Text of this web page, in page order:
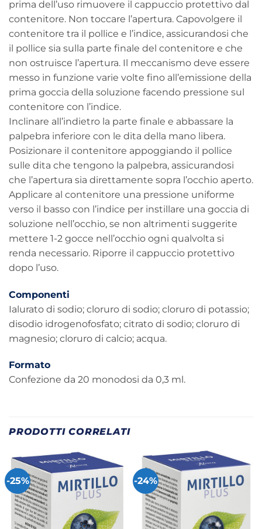
prima dell’uso rimuovere il cappuccio protettivo dal
contenitore. Non toccare l’apertura. Capovolgere il
contenitore tra il pollice e l’indice, assicurandosi che
il pollice sia sulla parte finale del contenitore e che
non ostruisce l’apertura. Il meccanismo deve essere
messo in funzione varie volte fino all’emissione della
prima goccia della soluzione facendo pressione sul
contenitore con l’indice.
Inclinare all’indietro la parte finale e abbassare la
palpebra inferiore con le dita della mano libera.
Posizionare il contenitore appoggiando il pollice
sulle dita che tengono la palpebra, assicurandosi
che l’apertura sia direttamente sopra l’occhio aperto.
Applicare al contenitore una pressione uniforme
verso il basso con l’indice per instillare una goccia di
soluzione nell’occhio, se non altrimenti suggerite
mettere 1-2 gocce nell’occhio ogni qualvolta si
renda necessario. Riporre il cappuccio protettivo
dopo l’uso.
Componenti
Ialurato di sodio; cloruro di sodio; cloruro di potassio;
disodio idrogenofosfato; citrato di sodio; cloruro di
magnesio; cloruro di calcio; acqua.
Formato
Confezione da 20 monodosi da 0,3 ml.
PRODOTTI CORRELATI
-25% -24%